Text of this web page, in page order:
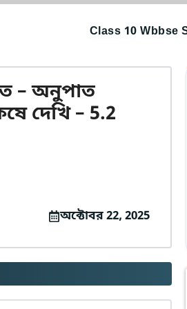
Class 10 Wbbse
– অনুপাত
দেখি – 5.2
অক্টোবর 22, 2025